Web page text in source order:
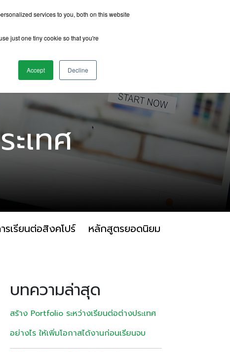
services to you, both on this website
just one tiny cookie so that you're
Accept Decline
เทศ
รเรียนต่อสิงคโปร์
หลักสูตรยอดนิยม
บทความล่าสุด
สร้าง Portfolio ระหว่างเรียนต่อต่างประเทศ
อย่างไร ให้เพิ่มโอกาสได้งานก่อนเรียนจบ